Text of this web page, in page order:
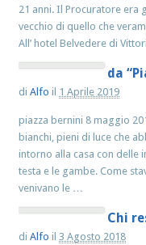
21 anni. Il Procuratore era
vecchio di quello che
All’ hotel Belvedere di
da
diAlfo il 1 Aprile 2019
piazza bernini 8 maggio
bianchi, pieni di luce che
intorno alla casa con delle
testa e le gambe. Come
venivano le …
Chi
diAlfo il3 Agosto 2018